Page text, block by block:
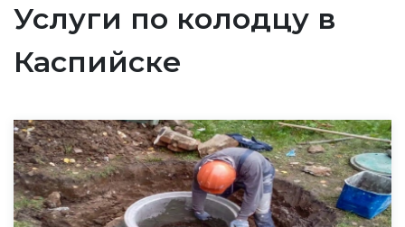
Услуги по колодцу в
Каспийске